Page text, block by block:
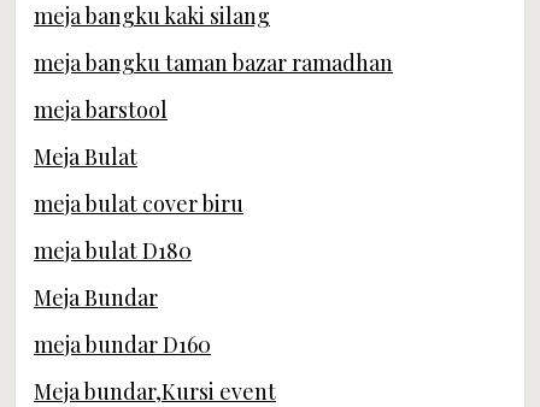
meja bangku kaki silang
meja bangku taman bazar ramadhan
meja barstool
Meja Bulat
meja bulat cover biru
meja bulat D180
Meja Bundar
meja bundar D160
Meja bundar,Kursi event